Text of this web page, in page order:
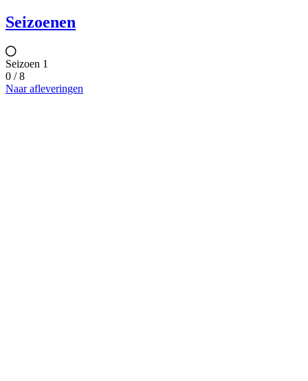
Seizoenen
Seizoen 1
0 / 8
Naar afleveringen